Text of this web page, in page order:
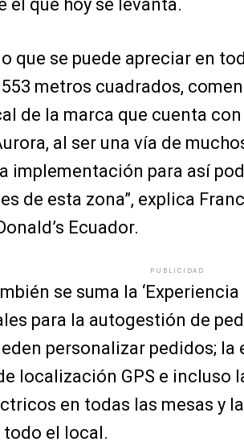
el que hoy se levanta.
que se puede apreciar en
metros cuadrados,
de la marca que cuenta
al ser una vía de
implementación para así
de esta zona”, explica
Ecuador.
PUBLICIDAD
se suma la
para la autogestión de
personalizar pedidos; la
localización GPS e incluso
en todas las mesas y
el local.